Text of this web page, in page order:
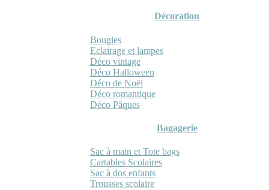
Décoration
Bougies
Eclairage et lampes
Déco vintage
Déco Halloween
Déco de Noël
Déco romantique
Déco Pâques
Bagagerie
Sac à main et Tote bags
Cartables Scolaires
Sac à dos enfants
Trousses scolaire